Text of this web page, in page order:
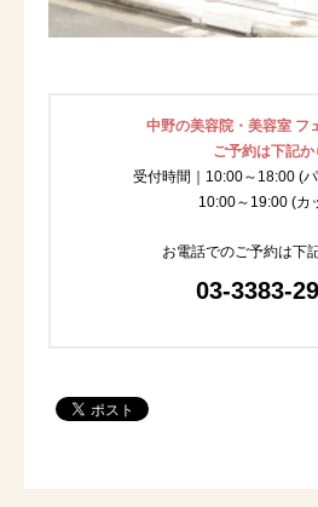
中野の美容院・美容室 フ
ご予約は下記か
受付時間｜10:00～18:00 (
10:00～19:00 (カ
お電話でのご予約は下
03-3383-